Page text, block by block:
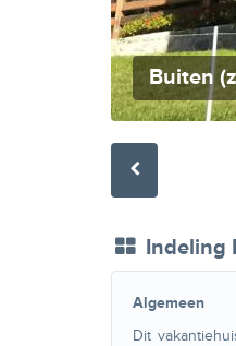
Buiten
Indeling
Algemeen
Dit